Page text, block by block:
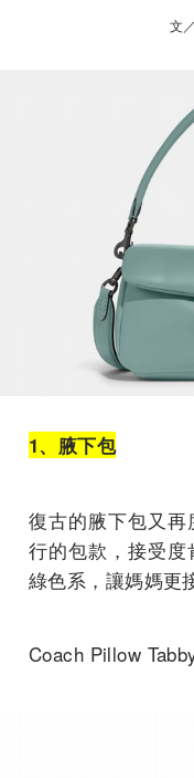
文
1、腋下包
復古的腋下包又
行的包款，接受
綠色系，讓媽媽更
Coach Pillow